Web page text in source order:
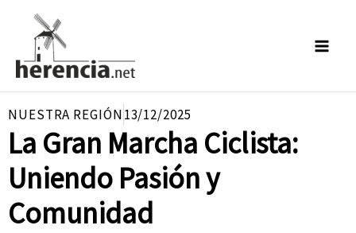
contenido
NUESTRA REGIÓN13/12/2025
La Gran Marcha Ciclista:
Uniendo Pasión y
Comunidad